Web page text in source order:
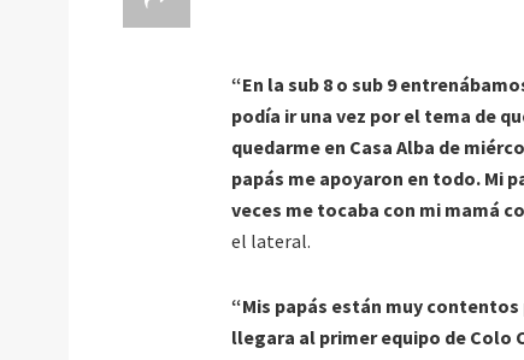
“En la sub 8 o sub 9
podía ir una vez por el tema de
quedarme en Casa Alba de
papás me apoyaron en todo. Mi
veces me tocaba con mi mamá
el lateral.
“Mis papás están muy
llegara al primer equipo de Colo